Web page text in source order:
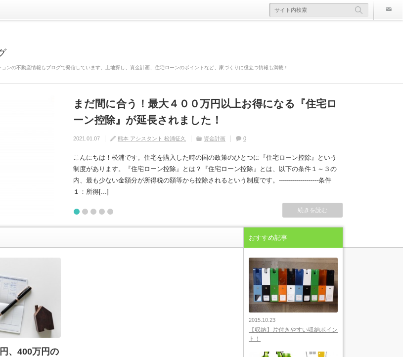
の不動産情報もブログで発信しています。土地探し、資金計画、住宅ローンのポイントなど、家づくりに役立つ情報も満載！
まだ間に合う！最大４００万円以上お得になる『住宅ロ
ーン控除』が延長されました！
2021.01.07 熊本 アシスタント 松浦征久 資金計画 0
こんにちは！松浦です。住宅を購入した時の国の政策のひとつに『住宅ローン控除』という
制度があります。『住宅ローン控除』とは？『住宅ローン控除』とは、以下の条件１～３の
内、最も少ない金額分が所得税の額等から控除されるという制度です。--------------------条件
１：所得[...]
続きを読む
自分の家がいわゆる『欠陥住宅』ならないように気を付
けるためには？
2020.09.17 熊本 アシスタント 松浦征久 住宅の豆知識 家づくり
建売住宅と注文住宅の寿命は違う！？
2020.08.29 熊本 アシスタント 松浦征久 住宅の豆知識
住宅の中でも熱中症にかかる！？原因や対策は？
2020.08.27 熊本 アシスタント 松浦征久 ライフスタイル
【火災保険】万が一の災害や事故の時にどこまで補償さ
れるの？
2020.07.11 熊本 アシスタント 松浦征久 住宅の豆知識 家づくり
1 2 3 4
、400万円の
おすすめ記事
2015.10.23
【収納】片付きやすい収納ポイン
ト！